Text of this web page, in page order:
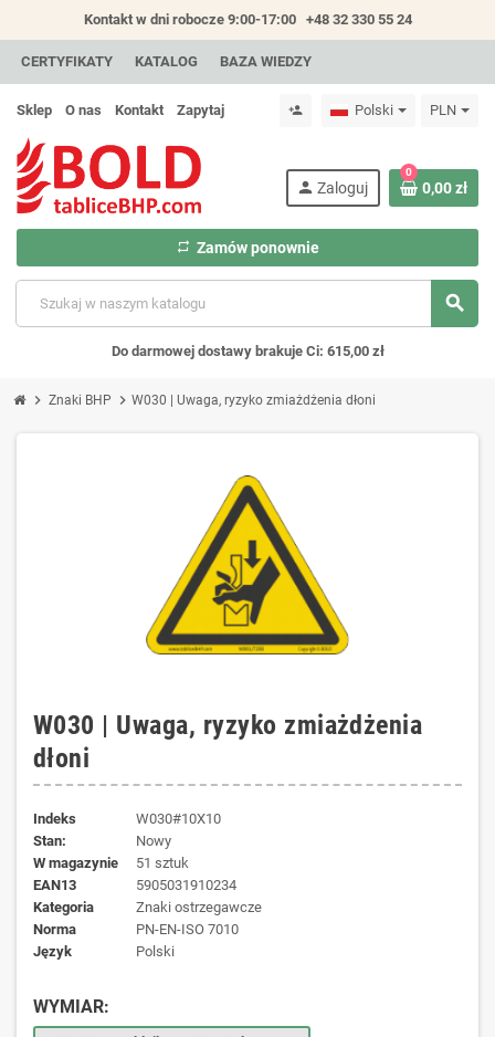
Kontakt w dni robocze 9:00-17:00 +48 32 330 55 24
CERTYFIKATY KATALOG BAZA WIEDZY
Sklep O nas Kontakt Zapytaj person_add Polski PLN
search
person Zaloguj
repeat Zamów ponownie
0
0,00 zł
Do darmowej dostawy brakuje Ci: 615,00 zł
chevron_right Znaki BHP chevron_right W030 | Uwaga, ryzyko zmiażdżenia dłoni
W030 | Uwaga, ryzyko zmiażdżenia
dłoni
Indeks
W030#10X10
Stan:
Nowy
W magazynie
51 sztuk
EAN13
5905031910234
kategoria
Znaki ostrzegawcze
norma
PN-EN-ISO 7010
język
Polski
WYMIAR: